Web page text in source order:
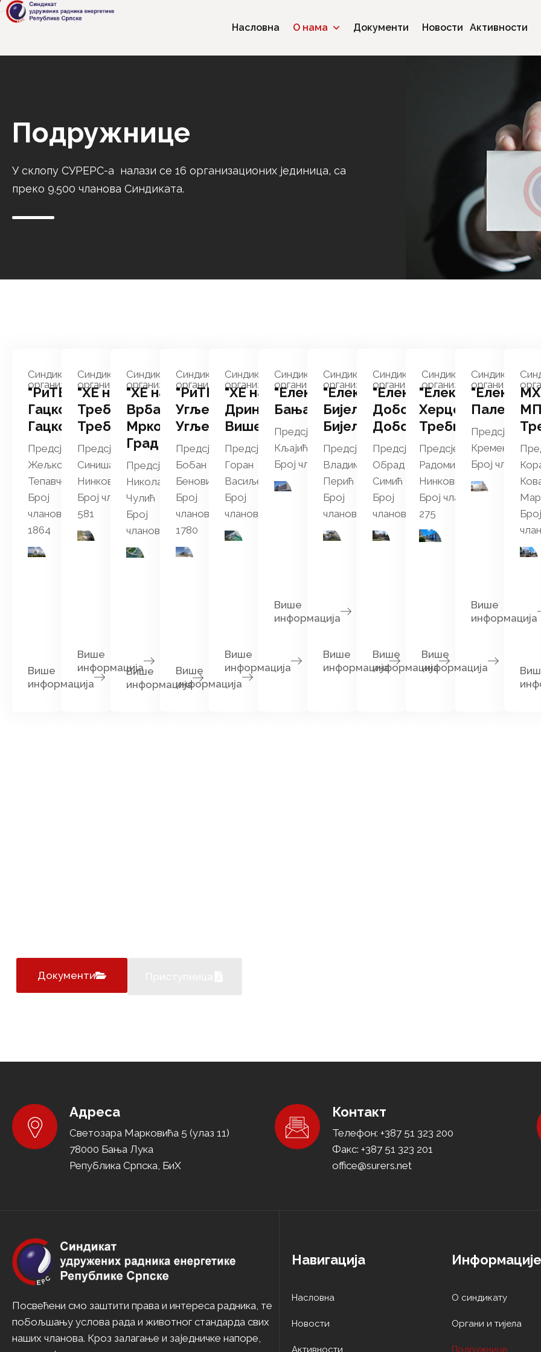
Насловна О нама Документи Новости Активности
Подружнице
У склопу СУРЕРС-а налази се 16 организационих јединица, са
преко 9.500 чланова Синдиката.
Синдикална
организација
"РиТЕ
Гацко"
Гацко
Предсједник:
Жељко
Тепавчевић
Број
чланова:
1864
Више
информација
Синдикална
организација
"ХЕ на
Требишњици"
Требиње
Предсједник:
Синиша
Нинковић
Број чланова:
581
Више
информација
Синдикална
организација
"ХЕ на
Врбасу"
Мркоњић
Град
Предсједник:
Никола
Чулић
Број
чланова: 150
Више
информација
Синдикална
организација
"РиТЕ
Угљевик"
Угљевик
Предсједник:
Бобан
Беновић
Број
чланова:
1780
Више
информација
Синдикална
организација
"ХЕ на
Дрини"
Вишеград
Предсједник:
Горан
Васиљевић
Број
чланова: 368
Више
информација
Синдикална
организација
"Електрокрајина"
Бања Лука
Предсједник: Синиша
Кљајић
Број чланова: 1246
Више
информација
Синдикална
организација
"Електро
Бијељина"
Бијељина
Предсједник:
Владимир
Перић
Број
чланова: 675
Више
информација
Синдикална
организација
"Електро
Добој"
Добој
Предсједник:
Обрад
Симић
Број
чланова: 310
Више
информација
Синдикална
организација
"Електро
Херцеговина"
Требиње
Предсједник:
Радомир
Нинковић
Број чланова:
275
Више
информација
Синдикална
организација
Пале
Предсједник:
Кременовић
Број чланова:
Више
информација
МХ
МП
Број
Документи
Адреса
Светозара Марковића 5 (улаз 11)
78000 Бања Лука
Република Српска, БиХ
Контакт
Телефон: +387 51 323 200
Факс: +387 51 323 201
office@surers.net
Посвећени смо заштити права и интереса радника, те
побољшању услова рада и животног стандарда свих
наших чланова. Кроз залагање и заједничке напоре,
Навигација
Насловна
Новости
Активности
Информације
О синдикату
Oргани и тијела
Подружнице